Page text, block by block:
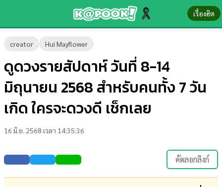
เรื่องฮิต
creator Hui Mayflower
ดูดวงรายสัปดาห์ วันที่ 8-14
มิถุนายน 2568 สำหรับคนทั้ง 7 วัน
เกิด ใครจะดวงดี เช็กเลย
16 มิ.ย. 2568 เวลา 14:35:36
คัดลอกลิงก์
ข่าว-
ความ
รู้
ข่าว
บันเทิง
ตรวจ
หวย